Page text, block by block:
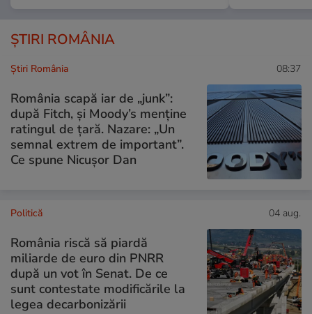
ȘTIRI ROMÂNIA
Știri România 08:37
România scapă iar de „junk”:
după Fitch, și Moody’s menține
ratingul de țară. Nazare: „Un
semnal extrem de important”.
Ce spune Nicușor Dan
Politică 04 aug.
România riscă să piardă
miliarde de euro din PNRR
după un vot în Senat. De ce
sunt contestate modificările la
legea decarbonizării